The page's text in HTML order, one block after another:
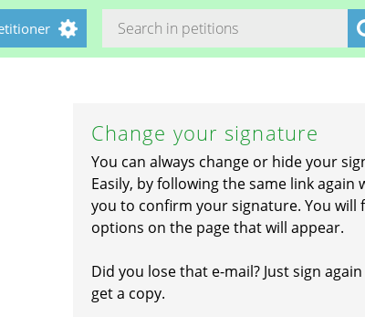
Change your signature
You can always change or hide your
Easily, by following the same link again
you to confirm your signature. You will
options on the page that will appear.
Did you lose that e-mail? Just sign
get a copy.